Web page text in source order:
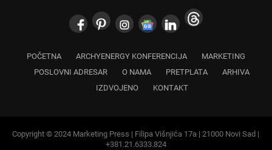
POČETNA ARCHYENERGY KONFERENCIJA
MARKETING
POSLOVNI ADRESAR
O NAMA PRETPLATA
ARHIVA
IZDVOJENO
KONTAKT
Copyright © 2024 Marketing Press | Filipa Višnjića 17a | 21000 Novi Sad |
+381.21.6333.824